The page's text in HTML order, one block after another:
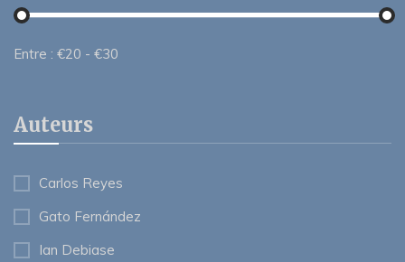
Entre : €20 - €30
Auteurs
Carlos Reyes
Gato Fernández
Ian Debiase